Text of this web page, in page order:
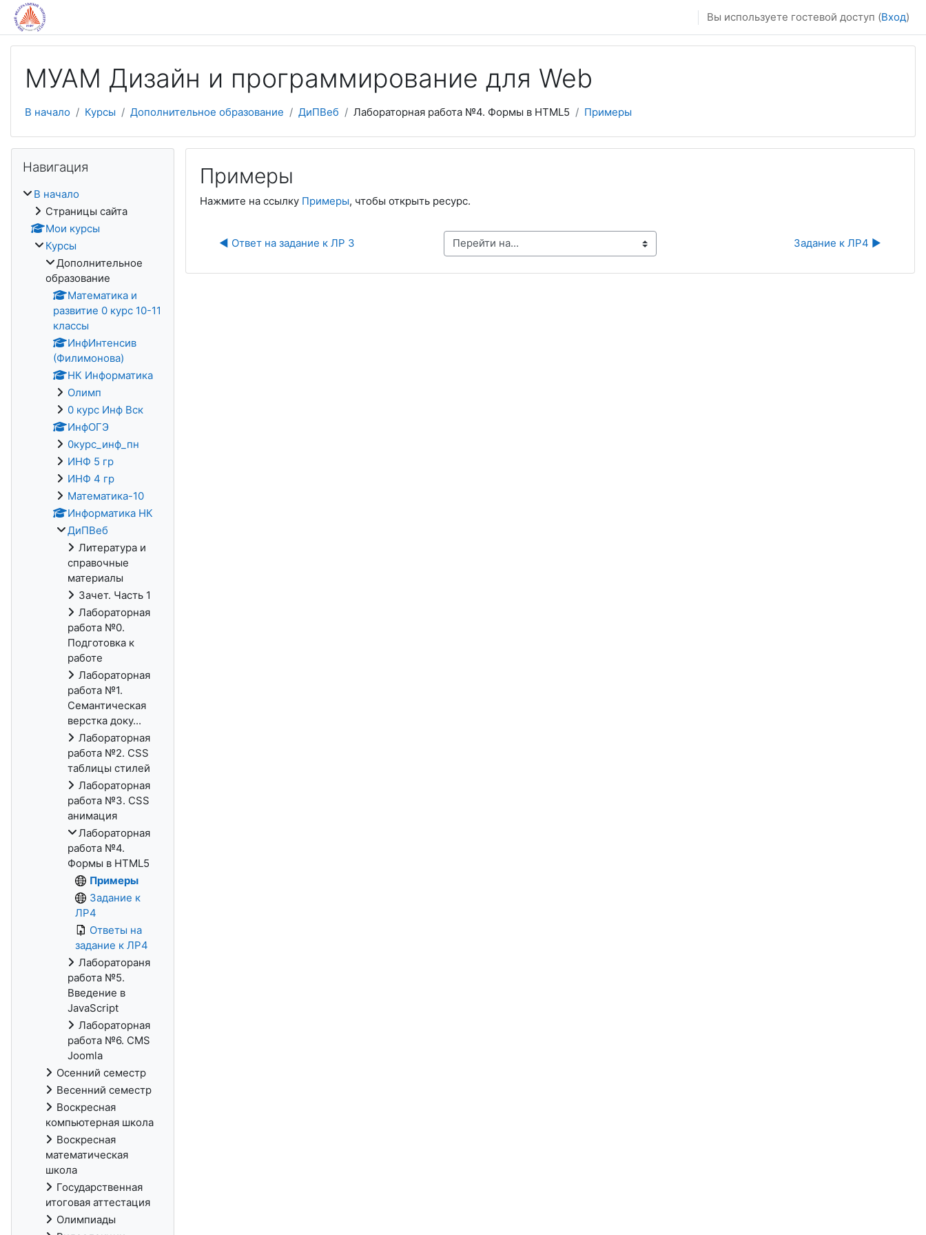
Перейти к основному содержанию
Вы используете гостевой доступ (Вход)
МУАМ Дизайн и программирование для Web
В начало Курсы Дополнительное образование ДиПВеб Лабораторная работа №4. Формы в HTML5 Примеры
Примеры
Нажмите на ссылку Примеры, чтобы открыть ресурс.
◀︎ Ответ на задание к ЛР 3 Перейти на... Задание к ЛР4 ▶︎
Навигация
В начало
Страницы сайта
Мои курсы
Курсы
Дополнительное
образование
Математика и
развитие 0 курс 10-11
классы
ИнфИнтенсив
(Филимонова)
НК Информатика
Олимп
0 курс Инф Вск
ИнфОГЭ
0курс_инф_пн
ИНФ 5 гр
ИНФ 4 гр
Математика-10
Информатика НК
ДиПВеб
Литература и
справочные
материалы
Зачет. Часть 1
Лабораторная
работа №0.
Подготовка к
работе
Лабораторная
работа №1.
Семантическая
верстка доку...
Лабораторная
работа №2. CSS
таблицы стилей
Лабораторная
работа №3. CSS
анимация
Лабораторная
работа №4.
Формы в HTML5
Примеры
Задание к
ЛР4
Ответы на
задание к ЛР4
Лаборатораня
работа №5.
Введение в
JavaScript
Лабораторная
работа №6. CMS
Joomla
Осенний семестр
Весенний семестр
Воскресная
компьютерная школа
Воскресная
математическая
школа
Государственная
итоговая аттестация
Олимпиады